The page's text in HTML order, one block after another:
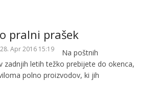
pralni prašek
28. Apr 2016 15:19
Na poštnih
zadnjih letih težko prebijete do okenca,
polno proizvodov, ki jih